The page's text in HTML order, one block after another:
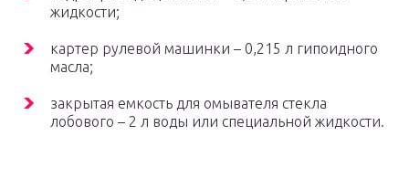
жидкости;
картер рулевой машинки – 0,215 л гипоидного
масла;
закрытая емкость для омывателя стекла
лобового – 2 л воды или специальной жидкости.